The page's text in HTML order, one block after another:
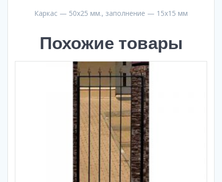
Каркас — 50х25 мм., заполнение — 15х15 мм
Похожие товары